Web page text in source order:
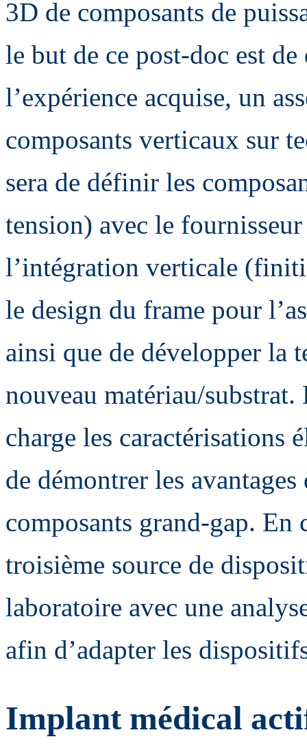
3D de composants de
le but de ce post-doc est
l’expérience acquise, un
composants verticaux sur
sera de définir les
tension) avec le
l’intégration verticale
le design du frame pour
ainsi que de développer la
nouveau matériau/
charge les caractérisations
de démontrer les
composants grand-gap. En
troisième source de
laboratoire avec une
afin d’adapter les
Implant médical